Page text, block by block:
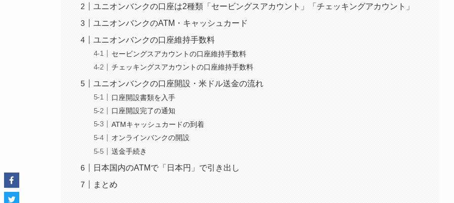
ユニオンバンクの口座は2種類「セービングスアカウント」「チェッキングアカウント」
ユニオンバンクのATM・キャッシュカード
ユニオンバンクの口座維持手数料
セービングスアカウントの口座維持手数料
チェッキングスアカウントの口座維持手数料
ユニオンバンクの口座開設・米ドル送金の流れ
口座開設書類を入手
口座開設完了の通知
ATMキャッシュカードの到着
オンラインバンクの開設
送金手続き
日本国内のATMで「日本円」で引き出し
まとめ